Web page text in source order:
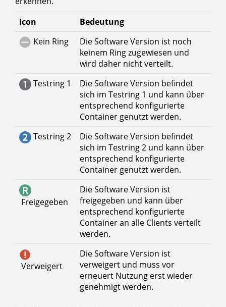
Icon
Bedeutung
Kein Ring
Die Software Version ist noch
keinem Ring zugewiesen und
wird daher nicht verteilt.
Testring 1
Die Software Version befindet
sich im Testring 1 und kann über
entsprechend konfigurierte
Container genutzt werden.
Testring 2
Die Software Version befindet
sich im Testring 2 und kann über
entsprechend konfigurierte
Container genutzt werden.
Freigegeben
Die Software Version ist
freigegeben und kann über
entsprechend konfigurierte
Container an alle Clients verteilt
werden.
Verweigert
Die Software Version ist
verweigert und muss vor
erneuert Nutzung erst wieder
genehmigt werden.